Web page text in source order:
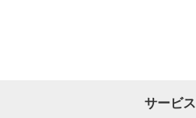
サービス